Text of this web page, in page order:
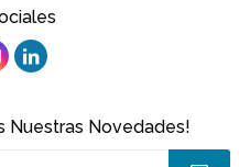

Nuestras Novedades!